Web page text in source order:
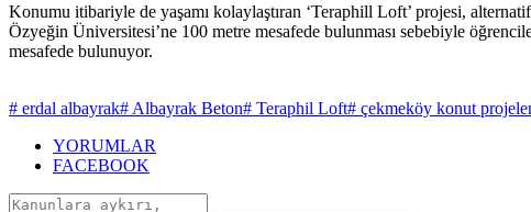
Konumu itibariyle de yaşamı kolaylaştıran ‘Teraphill Loft’ projesi,
Özyeğin Üniversitesi’ne 100 metre mesafede bulunması sebebiyle
mesafede bulunuyor.
# erdal albayrak# Albayrak Beton# Teraphil Loft# çekmeköy konut
YORUMLAR
FACEBOOK